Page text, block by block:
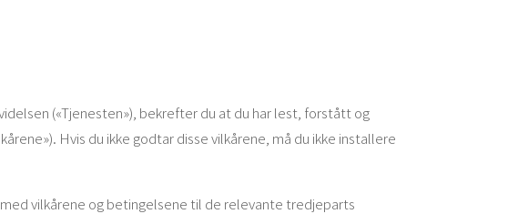
(«Tjenesten»), bekrefter du at du har lest, forstått og
Hvis du ikke godtar disse vilkårene, må du ikke installere
vilkårene og betingelsene til de relevante tredjeparts